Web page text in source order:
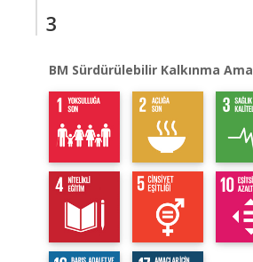
3
BM Sürdürülebilir Kalkınma